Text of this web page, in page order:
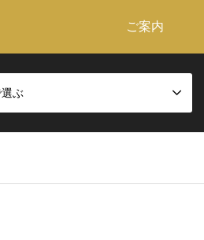
ご案内
ぶ